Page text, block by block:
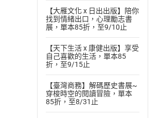
【大雁文化 x 日出出版】陪你
找到情緒出口，心理勵志書
展，單本85折，至9/10止
【天下生活 x 康健出版】享受
自己喜歡的生活，單本85
折，至9/15止
【臺灣商務】解碼歷史書展~
穿梭時空的閱讀冒險，單本
85折，至8/31止